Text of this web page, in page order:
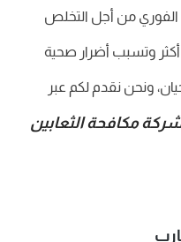
من أجل التخلص
وتسبب أضرار صحية
ونحن نقدم لكم عبر
مكافحة الثعابين